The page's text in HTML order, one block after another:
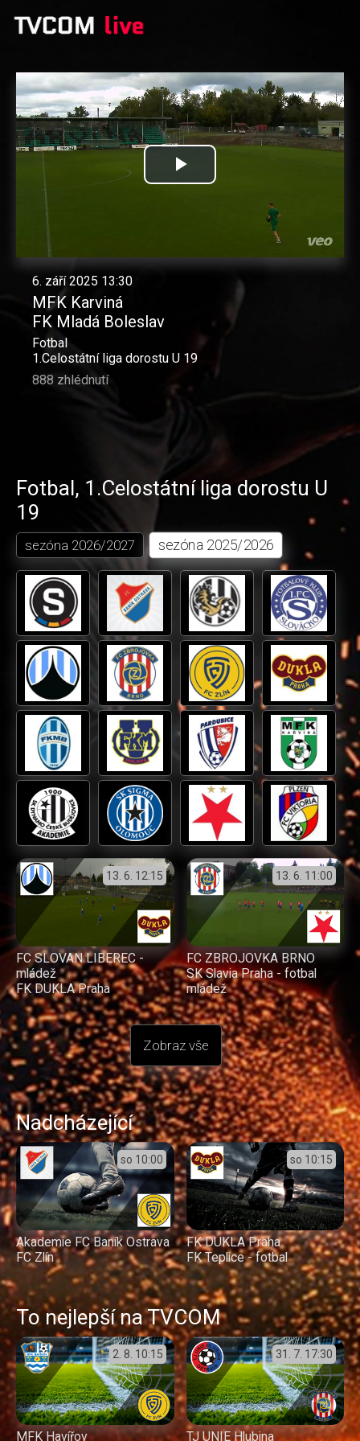
Přehrát
6. září 2025 13:30
MFK Karviná
FK Mladá Boleslav
Fotbal
1.Celostátní liga dorostu U 19
888 zhlédnutí
Fotbal, 1.Celostátní liga dorostu U
19
sezóna 2026/2027 sezóna 2025/2026
13. 6. 12:15
FC SLOVAN LIBEREC -
mládež
FK DUKLA Praha
13. 6. 11:00
FC ZBROJOVKA BRNO
SK Slavia Praha - fotbal
mládež
Zobraz vše
Nadcházející
so 10:00
Akademie FC Baník Ostrava
FC Zlín
so 10:15
FK DUKLA Praha
FK Teplice - fotbal
To nejlepší na TVCOM
2. 8. 10:15
MFK Havířov
31. 7. 17:30
TJ UNIE Hlubina